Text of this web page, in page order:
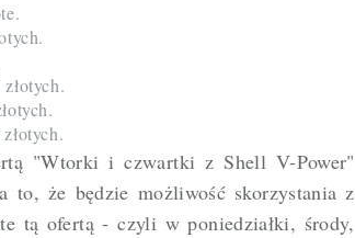
"Wtorki i czwartki z Shell V-Power"
to, że będzie możliwość skorzystania z
tą ofertą - czyli w poniedziałki, środy,